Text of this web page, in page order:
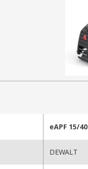
eAPF 15/40
DEWALT